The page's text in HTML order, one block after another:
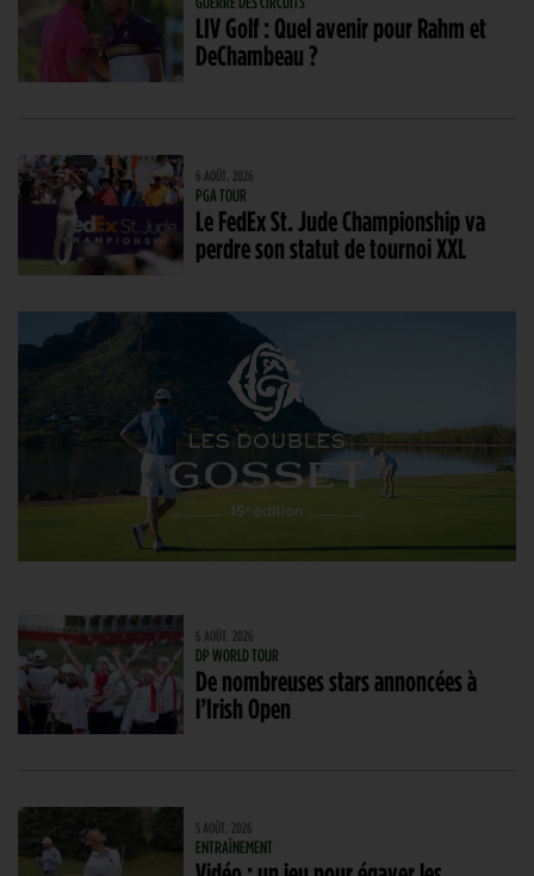
LIV Golf : Quel avenir pour Rahm et
DeChambeau ?
6 AOÛT. 2026
PGA TOUR
Le FedEx St. Jude Championship va
perdre son statut de tournoi XXL
6 AOÛT. 2026
DP WORLD TOUR
De nombreuses stars annoncées à
l’Irish Open
5 AOÛT. 2026
ENTRAÎNEMENT